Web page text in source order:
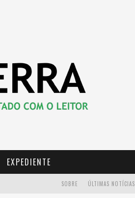
EXPEDIENTE
ÚLTIMAS NOTÍCIAS
SOBRE